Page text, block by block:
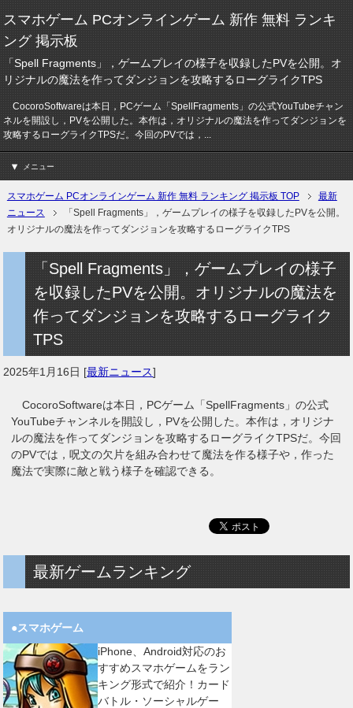
スマホゲーム PCオンラインゲーム 新作 無料 ランキ
ング 掲示板
「Spell Fragments」，ゲームプレイの様子を収録したPVを公開。オ
リジナルの魔法を作ってダンジョンを攻略するローグライクTPS
CocoroSoftwareは本日，PCゲーム「SpellFragments」の公式YouTubeチャン
ネルを開設し，PVを公開した。本作は，オリジナルの魔法を作ってダンジョンを
攻略するローグライクTPSだ。今回のPVでは，...
メニュー
スマホゲーム PCオンラインゲーム 新作 無料 ランキング 掲示板 TOP
最新
ニュース
「Spell Fragments」，ゲームプレイの様子を収録したPVを公開。
オリジナルの魔法を作ってダンジョンを攻略するローグライクTPS
「Spell Fragments」，ゲームプレイの様子
を収録したPVを公開。オリジナルの魔法を
作ってダンジョンを攻略するローグライク
TPS
2025年1月16日 [最新ニュース]
CocoroSoftwareは本日，PCゲーム「SpellFragments」の公式
YouTubeチャンネルを開設し，PVを公開した。本作は，オリジナ
ルの魔法を作ってダンジョンを攻略するローグライクTPSだ。今回
のPVでは，呪文の欠片を組み合わせて魔法を作る様子や，作った
魔法で実際に敵と戦う様子を確認できる。
最新ゲームランキング
●スマホゲーム
iPhone、Android対応のお
すすめスマホゲームをラン
キング形式で紹介！カード
バトル・ソーシャルゲー